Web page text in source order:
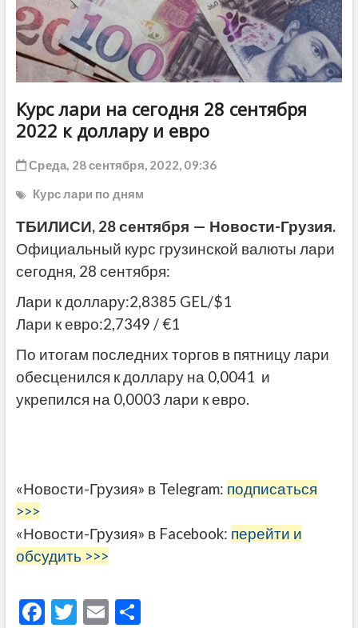
Курс лари на сегодня 28 сентября
2022 к доллару и евро
Среда, 28 сентября, 2022, 09:36
Курс лари по дням
ТБИЛИСИ, 28 сентября — Новости-Грузия.
Официальный курс грузинской валюты лари
сегодня, 28 сентября:
Лари к доллару:2,8385 GEL/$1
Лари к евро:2,7349 / €1
По итогам последних торгов в пятницу лари
обесценился к доллару на 0,0041 и
укрепился на 0,0003 лари к евро.
«Новости-Грузия» в Telegram: подписаться
>>>
«Новости-Грузия» в Facebook: перейти и
обсудить >>>
F T E О